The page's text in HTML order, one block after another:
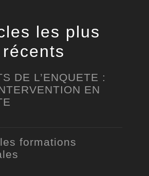
les plus
récents
DE L’ENQUETE :
EN
formations